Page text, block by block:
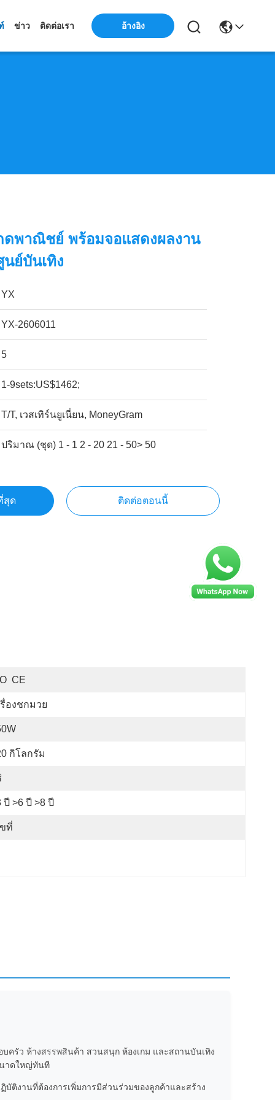
ข่าว ติดต่อเรา อ้างอิง
กดพาณิชย์ พร้อมจอแสดงผลงาน
ย์บันเทิง
YX
YX-2606011
5
1-9sets:US$1462;
T/T, เวสเทิร์นยูเนี่ยน, MoneyGram
ปริมาณ (ชุด) 1 - 1 2 - 20 21 - 50> 50
สุด ติดต่อตอนนี้
CE
รื่องชกมวย
กิโลกรัม
ปี >6 ปี >8 ปี
ที่
บครัว ห้างสรรพสินค้า สวนสนุก ห้องเกม และสถานบันเทิง
าดใหญ่ทันที
ติงานที่ต้องการเพิ่มการมีส่วนร่วมของลูกค้าและสร้าง